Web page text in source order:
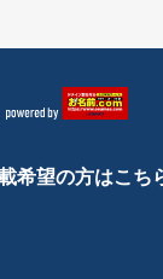
希望の方はこち